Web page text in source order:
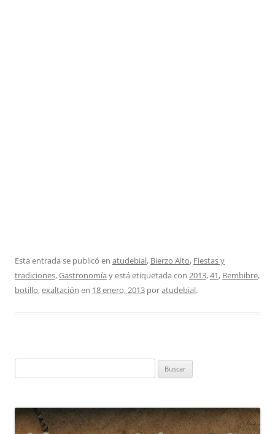
Esta entrada se publicó en atudebial, Bierzo Alto, Fiestas y
tradiciones,Gastronomía y está etiquetada con 2013,41, Bembibre,
botillo,exaltación en 18 enero, 2013 poratudebial.